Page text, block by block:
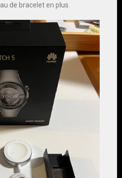
de bracelet en plus.